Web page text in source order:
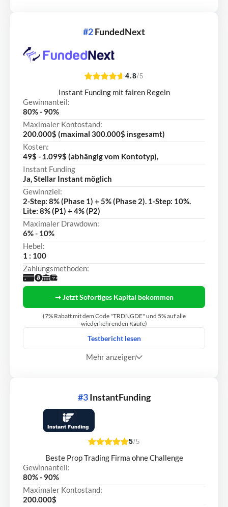
#2FundedNext
4.8/5
Instant Funding mit fairen Regeln
Gewinnanteil:
80% - 90%
Maximaler Kontostand:
200.000$ (maximal 300.000$ insgesamt)
Kosten:
49$ - 1.099$ (abhängig vom Kontotyp),
Instant Funding
Ja, Stellar Instant möglich
Gewinnziel:
2-Step: 8% (Phase 1) + 5% (Phase 2). 1-Step: 10%.
Lite: 8% (P1) + 4% (P2)
Maximaler Drawdown:
6% - 10%
Hebel:
1 : 100
Zahlungsmethoden:
➞ Jetzt Sofortiges Kapital bekommen
(7% Rabatt mit dem Code "TRDNGDE" und 5% auf alle
wiederkehrenden Käufe)
Testbericht lesen
Mehr anzeigen
#3InstantFunding
5/5
Beste Prop Trading Firma ohne Challenge
Gewinnanteil:
80% - 90%
Maximaler Kontostand:
200.000$